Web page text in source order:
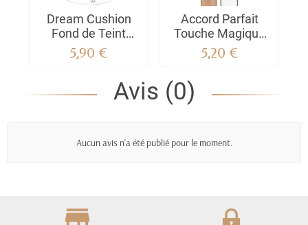
Dream Cushion
Fond de Teint
Liquide Coussin
5,90 €
Accord Parfait
Touche Magique
Crayon Correcteur
5,20 €
Avis (0)
Aucun avis n'a été publié pour le moment.